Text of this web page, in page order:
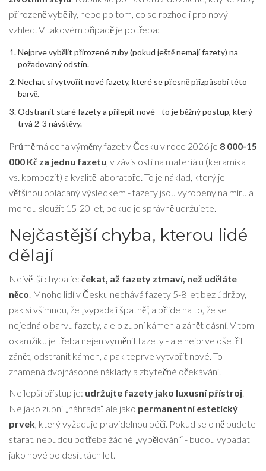
přirozeně vybělily, nebo po tom, co se rozhodli pro nový
vzhled. V takovém případě je potřeba:
Nejprve vybělit přirozené zuby (pokud ještě nemají fazety) na
požadovaný odstín.
Nechat si vytvořit nové fazety, které se přesně přizpůsobí této
barvě.
Odstranit staré fazety a přilepit nové - to je běžný postup, který
trvá 2-3 návštěvy.
Průměrná cena výměny fazet v Česku v roce 2026 je 8 000-15
000 Kč za jednu fazetu, v závislosti na materiálu (keramika
vs. kompozit) a kvalitě laboratoře. To je náklad, který je
většinou oplácaný výsledkem - fazety jsou vyrobeny na míru a
mohou sloužit 15-20 let, pokud je správně udržujete.
Nejčastější chyba, kterou lidé
dělají
Největší chyba je: čekat, až fazety ztmaví, než uděláte
něco. Mnoho lidí v Česku nechává fazety 5-8 let bez údržby,
pak si všimnou, že „vypadají špatně“, a přijde na to, že se
nejedná o barvu fazety, ale o zubní kámen a zánět dásní. V tom
okamžiku je třeba nejen vyměnit fazety - ale nejprve ošetřit
zánět, odstranit kámen, a pak teprve vytvořit nové. To
znamená dvojnásobné náklady a zbytečné očekávání.
Nejlepší přístup je: udržujte fazety jako luxusní přístroj.
Ne jako zubní „náhrada“, ale jako permanentní estetický
prvek, který vyžaduje pravidelnou péči. Pokud se o ně budete
starat, nebudou potřeba žádné „vybělování“ - budou vypadat
jako nové po desítkách let.